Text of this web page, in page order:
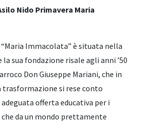
Nido Primavera Maria
Immacolata” è situata nella
la sua fondazione risale agli anni ’50
Don Giuseppe Mariani, che in
trasformazione si rese conto
offerta educativa per i
da un mondo prettamente